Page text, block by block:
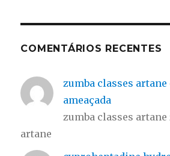
COMENTÁRIOS RECENTES
zumba classes artane
ameaçada
zumba classes artane
artane